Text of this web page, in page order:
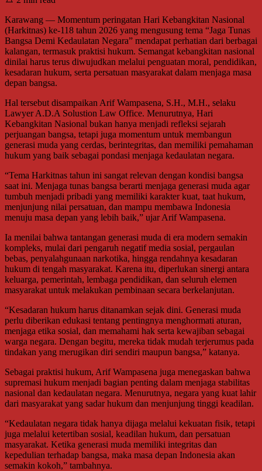
Karawang — Momentum peringatan Hari Kebangkitan Nasional
(Harkitnas) ke-118 tahun 2026 yang mengusung tema “Jaga Tunas
Bangsa Demi Kedaulatan Negara” mendapat perhatian dari berbagai
kalangan, termasuk praktisi hukum. Semangat kebangkitan nasional
dinilai harus terus diwujudkan melalui penguatan moral, pendidikan,
kesadaran hukum, serta persatuan masyarakat dalam menjaga masa
depan bangsa.
Hal tersebut disampaikan Arif Wampasena, S.H., M.H., selaku
Lawyer A.D.A Solustion Law Office. Menurutnya, Hari
Kebangkitan Nasional bukan hanya menjadi refleksi sejarah
perjuangan bangsa, tetapi juga momentum untuk membangun
generasi muda yang cerdas, berintegritas, dan memiliki pemahaman
hukum yang baik sebagai pondasi menjaga kedaulatan negara.
“Tema Harkitnas tahun ini sangat relevan dengan kondisi bangsa
saat ini. Menjaga tunas bangsa berarti menjaga generasi muda agar
tumbuh menjadi pribadi yang memiliki karakter kuat, taat hukum,
menjunjung nilai persatuan, dan mampu membawa Indonesia
menuju masa depan yang lebih baik,” ujar Arif Wampasena.
Ia menilai bahwa tantangan generasi muda di era modern semakin
kompleks, mulai dari pengaruh negatif media sosial, pergaulan
bebas, penyalahgunaan narkotika, hingga rendahnya kesadaran
hukum di tengah masyarakat. Karena itu, diperlukan sinergi antara
keluarga, pemerintah, lembaga pendidikan, dan seluruh elemen
masyarakat untuk melakukan pembinaan secara berkelanjutan.
“Kesadaran hukum harus ditanamkan sejak dini. Generasi muda
perlu diberikan edukasi tentang pentingnya menghormati aturan,
menjaga etika sosial, dan memahami hak serta kewajiban sebagai
warga negara. Dengan begitu, mereka tidak mudah terjerumus pada
tindakan yang merugikan diri sendiri maupun bangsa,” katanya.
Sebagai praktisi hukum, Arif Wampasena juga menegaskan bahwa
supremasi hukum menjadi bagian penting dalam menjaga stabilitas
nasional dan kedaulatan negara. Menurutnya, negara yang kuat lahir
dari masyarakat yang sadar hukum dan menjunjung tinggi keadilan.
“Kedaulatan negara tidak hanya dijaga melalui kekuatan fisik, tetapi
juga melalui ketertiban sosial, keadilan hukum, dan persatuan
masyarakat. Ketika generasi muda memiliki integritas dan
kepedulian terhadap bangsa, maka masa depan Indonesia akan
semakin kokoh,” tambahnya.